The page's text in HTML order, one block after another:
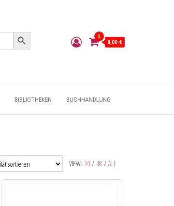
Search Button
0
0,00 €
BIBLIOTHEKEN BUCHHANDLUNG
VIEW: 24 / 48 / ALL